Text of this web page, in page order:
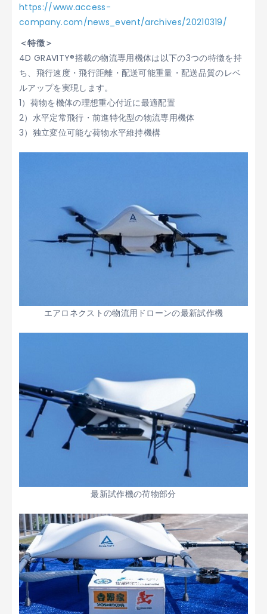
https://www.access-
company.com/news_event/archives/20210319/
＜特徴＞
4D GRAVITY®搭載の物流専用機体は以下の3つの特徴を持
ち、飛行速度・飛行距離・配送可能重量・配送品質のレベ
ルアップを実現します。
1）荷物を機体の理想重心付近に最適配置
2）水平定常飛行・前進特化型の物流専用機体
3）独立変位可能な荷物水平維持機構
エアロネクストの物流用ドローンの最新試作機
最新試作機の荷物部分